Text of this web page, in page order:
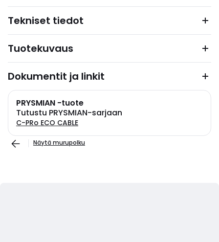
Tekniset tiedot
Tuotekuvaus
Dokumentit ja linkit
PRYSMIAN -tuote
Tutustu PRYSMIAN-sarjaan
C-PRo ECO CABLE
Näytä murupolku